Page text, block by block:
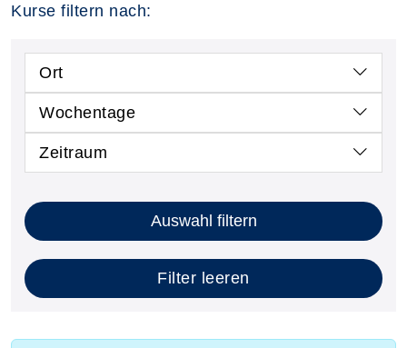
Kurse filtern nach:
Ort
Wochentage
Zeitraum
Auswahl filtern
Filter leeren